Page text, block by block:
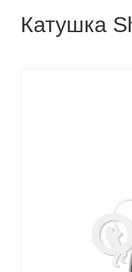
Катушка